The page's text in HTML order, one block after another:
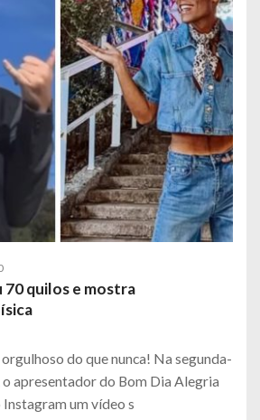
70 quilos e mostra
do que nunca! Na segunda-
apresentador do Bom Dia Alegria
um vídeo s